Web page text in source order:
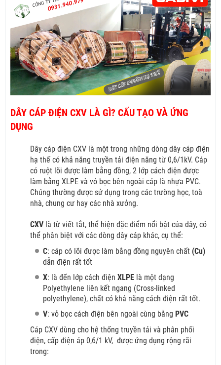
DÂY CÁP ĐIỆN CXV LÀ GÌ? CẤU TẠO VÀ ỨNG
DỤNG
Dây cáp điện CXV là một trong những dòng dây cáp điện
hạ thế có khả năng truyền tải điện năng từ 0,6/1kV. Cáp
có ruột lõi được làm bằng đồng, 2 lớp cách điện được
làm bằng XLPE và vỏ bọc bên ngoài cáp là nhựa PVC.
Chúng thường được sử dụng trong các trường học, toà
nhà, chung cư hay các nhà xưởng.
CXV là từ viết tắt, thể hiện đặc điểm nổi bật của dây, có
thể phân biệt với các dòng dây cáp khác, cụ thể:
C: cáp có lõi được làm bằng đồng nguyên chất (Cu)
dẫn điện rất tốt
X: là đến lớp cách điện XLPE là một dạng
Polyethylene liên kết ngang (Cross-linked
polyethylene), chất có khả năng cách điện rất tốt.
V: vỏ bọc cách điện bên ngoài cùng bằng PVC
Cáp CXV dùng cho hệ thống truyền tải và phân phối
điện, cấp điện áp 0,6/1 kV, được ứng dụng rộng rãi
trong: